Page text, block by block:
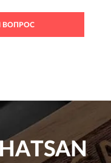
ВОПРОС